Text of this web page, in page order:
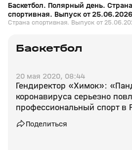
Баскетбол. Полярный день. Страна
спортивная. Выпуск от 25.06.2026
Страна спортивная. Выпуск от
Баскетбол
20 мая 2020, 08:44
Гендиректор «Химок»:
коронавируса серьезно
профессиональный спорт в
Поделиться